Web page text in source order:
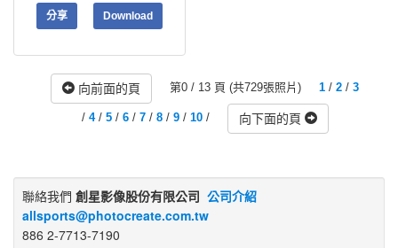
分享 Download
向前面的頁 第0 / 13 頁 (共729張照片) 1 / 2 / 3
/ 4/ 5/ 6/ 7/ 8/ 9/ 10/ 向下面的頁
聯絡我們 創星影像股份有限公司 公司介紹
allsports@photocreate.com.tw
886 2-7713-7190